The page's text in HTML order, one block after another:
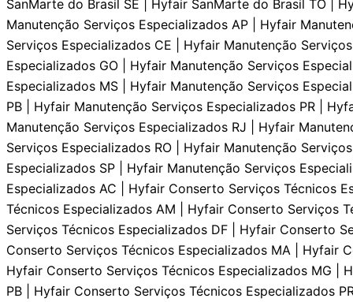
SanMarte do Brasil SE | Hyfair SanMarte do Brasil TO |
Manutenção Serviços Especializados AP | Hyfair
Serviços Especializados CE | Hyfair Manutenção
Especializados GO | Hyfair Manutenção Serviços
Especializados MS | Hyfair Manutenção Serviços
PB | Hyfair Manutenção Serviços Especializados PR |
Manutenção Serviços Especializados RJ | Hyfair
Serviços Especializados RO | Hyfair Manutenção
Especializados SP | Hyfair Manutenção Serviços
Especializados AC | Hyfair Conserto Serviços Técnicos
Técnicos Especializados AM | Hyfair Conserto Serviços
Serviços Técnicos Especializados DF | Hyfair Conserto
Conserto Serviços Técnicos Especializados MA | Hyfair
Hyfair Conserto Serviços Técnicos Especializados MG |
PB | Hyfair Conserto Serviços Técnicos Especializados